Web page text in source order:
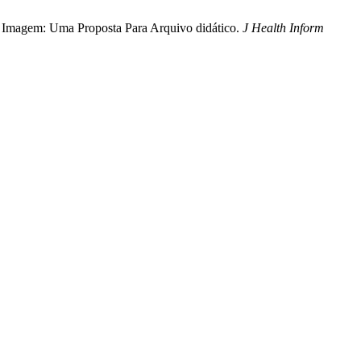
Uma Proposta Para Arquivo didático. J Health Inform